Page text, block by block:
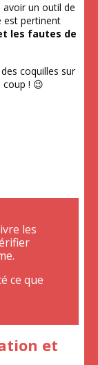
avoir un outil de
est pertinent
les fautes de
coquilles sur
! 😉
les
ce que
et